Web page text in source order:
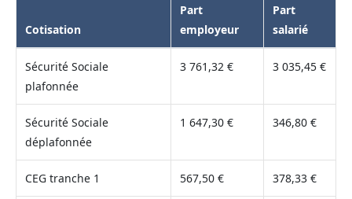
Cotisation
Part
employeur
Part
salarié
Sécurité Sociale
plafonnée
3 761,32 € 3 035,45 €
Sécurité Sociale
déplafonnée
1 647,30 € 346,80 €
CEG tranche 1 567,50 € 378,33 €